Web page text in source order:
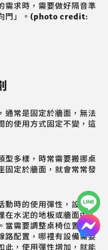
需求時，需要做好隔音準
門」。(photo credit:
通常是固定於牆面，無法
的使用方式固定不變，這
型多樣，時常需要搬挪桌
固定於牆面，就會常常發
動時的使用彈性，設計師
在水泥的地板或牆面中，
當需要調整桌椅位置時，
路配置，哪裡有設備需要
此，使用彈性增加，就能